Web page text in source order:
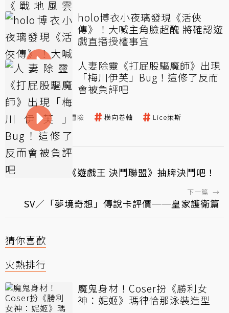
holo博衣小夜璃發現《活俠
傳》！大喊主角臉超醜 將確認遊
戲直播授權事宜
人妻除靈《打屁股驅魔師》出現
「梅川伊芙」Bug！這修了反而
會被負評吧
Steam 動作冒險 橫向卷軸
Lice萊斯
評測介紹
← 上一篇
娜娜玩手遊：《遊戲王 決鬥聯盟》抽牌決鬥吧！
下一篇 →
SV／「夢境奇想」傳說卡評價──皇家護衛篇
猜你喜歡
火熱排行
魔鬼身材！Coser扮《勝利女
神：妮姬》瑪律恰那泳裝造型